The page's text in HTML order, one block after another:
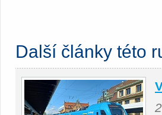
Další články této